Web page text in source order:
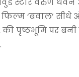
‘बवाल’ सीधे
की पृष्ठभूमि पर